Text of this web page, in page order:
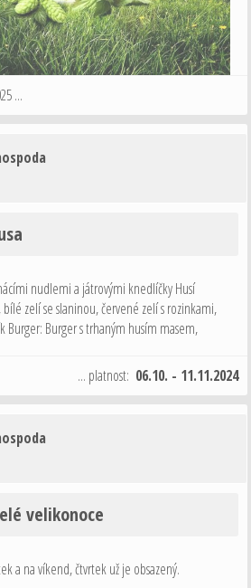
...
nudlemi a játrovými knedlíčky Husí
zelí se slaninou, červené zelí s rozinkami,
Burger: Burger s trhaným husím masem,
... platnost: 06.10. - 11.11.2024
velikonoce
a na víkend, čtvrtek už je obsazený.